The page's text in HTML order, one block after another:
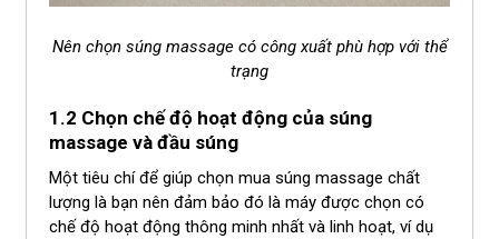
Nên chọn súng massage có công xuất phù hợp với thể
trạng
1.2 Chọn chế độ hoạt động của súng
massage và đầu súng
Một tiêu chí để giúp chọn mua súng massage chất
lượng là bạn nên đảm bảo đó là máy được chọn có
chế độ hoạt động thông minh nhất và linh hoạt, ví dụ